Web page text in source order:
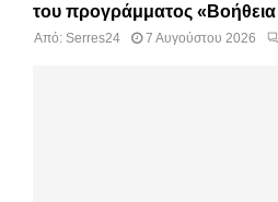
του προγράμματος «Βοήθεια
Από: Serres24 7 Αυγούστου 2026